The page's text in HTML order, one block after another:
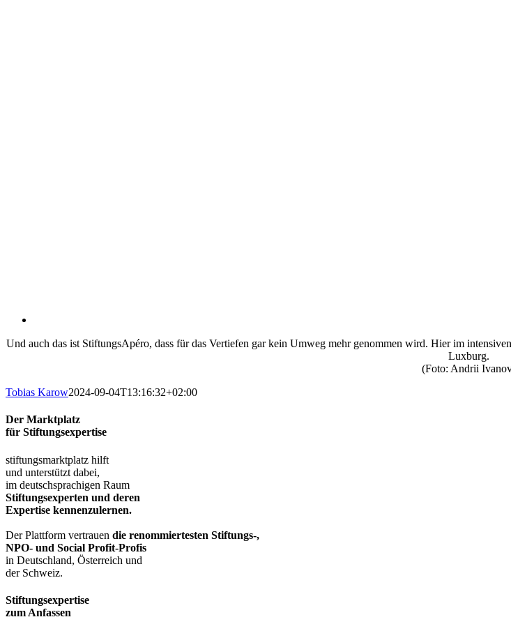
Und auch das ist StiftungsApéro, dass für das Vertiefen gar kein Umweg mehr genommen wird. Hier im
Luxburg.
(Foto: Andrii
Tobias Karow2024-09-04T13:16:32+02:00
Der Marktplatz
für Stiftungsexpertise
stiftungsmarktplatz hilft
und unterstützt dabei,
im deutschsprachigen Raum
Stiftungsexperten und deren
Expertise kennenzulernen.
Der Plattform vertrauen die renommiertesten Stiftungs-,
NPO- und Social Profit-Profis
in Deutschland, Österreich und
der Schweiz.
Stiftungsexpertise
zum Anfassen